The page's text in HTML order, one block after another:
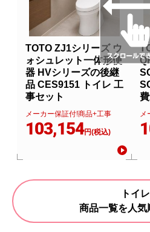
TOTO ZJ1シリーズ ウ
ォシュレット一体形便
器 HVシリーズの後継
品 CES9151 トイレ 工
事セット
メーカー保証付!商品+工事
103,154円(税込)
メ
トイレ
商品一覧を人気